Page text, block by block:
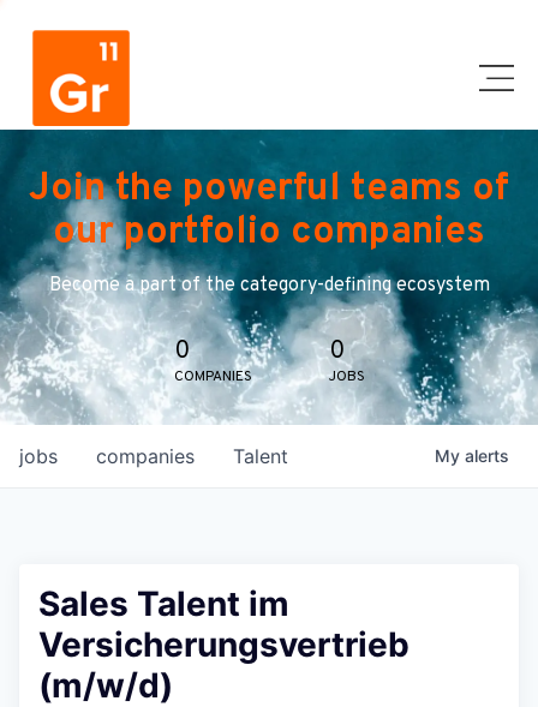
Join the powerful teams of
our portfolio companies
Become a part of the category-defining ecosystem
0
COMPANIES
0
JOBS
jobs companies Talent My alerts
Sales Talent im
Versicherungsvertrieb
(m/w/d)